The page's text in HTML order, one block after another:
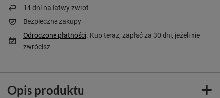
14dni na łatwy zwrot
Bezpieczne zakupy
Odroczone płatności. Kup teraz, zapłać za 30 dni, jeżeli nie
zwrócisz
Opis produktu